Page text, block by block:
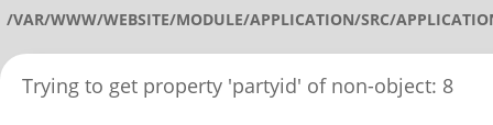
/VAR/WWW/WEBSITE/MODULE/APPLICATION/SRC/
Trying to get property 'partyid' of non-object: 8